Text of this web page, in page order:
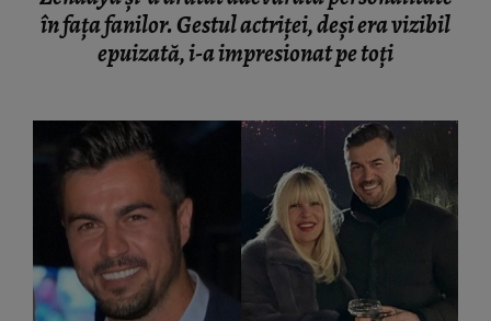
în fața fanilor. Gestul actriței, deși era vizibil
epuizată, i-a impresionat pe toți